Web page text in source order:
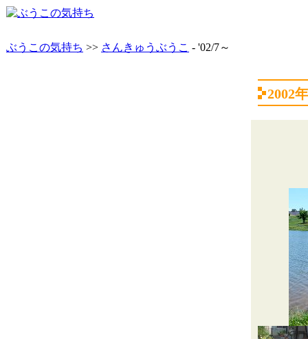
ぶうこの気持ち >> さんきゅうぶうこ - '02/7～
2002